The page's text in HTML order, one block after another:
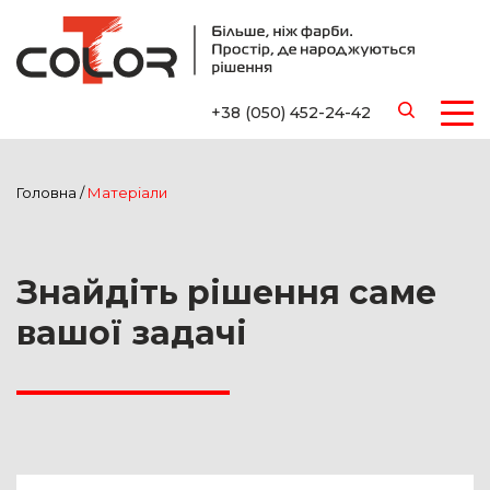
+38 (050) 452-24-42
Головна /Матеріали
Знайдіть рішення саме
вашої задачі